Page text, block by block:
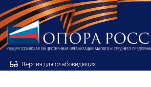
Версия для слабовидящих